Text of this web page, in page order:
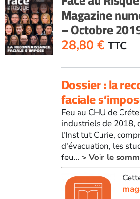
Magazine
– Octobre
28,80 € TTC
Dossier : la
faciale
Feu au CHU de
industriels de 2018,
l'Institut Curie,
d'évacuation, les
feu... > Voir le